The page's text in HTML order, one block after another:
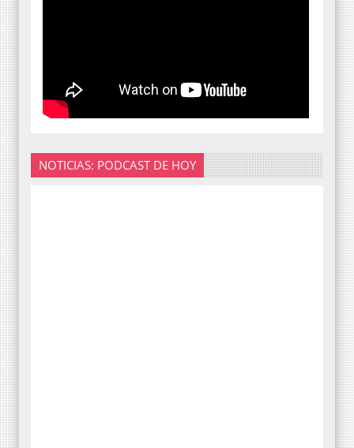
NOTICIAS: PODCAST DE HOY